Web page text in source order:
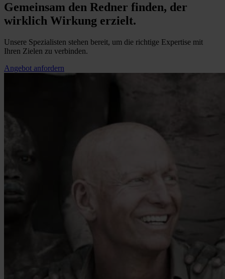
Gemeinsam den Redner finden, der
wirklich Wirkung erzielt.
Unsere Spezialisten stehen bereit, um die richtige Expertise mit
Ihren Zielen zu verbinden.
Angebot anfordern